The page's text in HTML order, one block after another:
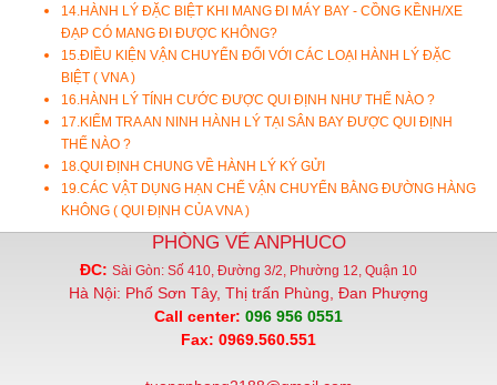
14.HÀNH LÝ ĐẶC BIỆT KHI MANG ĐI MÁY BAY - CỒNG KỀNH/XE
ĐẠP CÓ MANG ĐI ĐƯỢC KHÔNG?
15.ĐIỀU KIỆN VẬN CHUYỂN ĐỐI VỚI CÁC LOẠI HÀNH LÝ ĐẶC
BIỆT ( VNA )
16.HÀNH LÝ TÍNH CƯỚC ĐƯỢC QUI ĐỊNH NHƯ THẾ NÀO ?
17.KIỂM TRA AN NINH HÀNH LÝ TẠI SÂN BAY ĐƯỢC QUI ĐỊNH
THẾ NÀO ?
18.QUI ĐỊNH CHUNG VỀ HÀNH LÝ KÝ GỬI
19.CÁC VẬT DỤNG HẠN CHẾ VẬN CHUYỂN BẰNG ĐƯỜNG HÀNG
KHÔNG ( QUI ĐỊNH CỦA VNA )
PHÒNG VÉ ANPHUCO
ĐC: Sài Gòn: Số 410, Đường 3/2, Phường 12, Quận 10
Hà Nội: Phố Sơn Tây, Thị trấn Phùng, Đan Phượng
Call center: 096 956 0551
Fax: 0969.560.551